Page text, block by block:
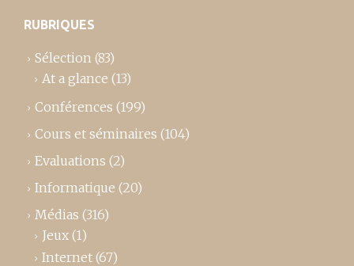
RUBRIQUES
Sélection (83)
At a glance (13)
Conférences (199)
Cours et séminaires (104)
Evaluations (2)
Informatique (20)
Médias (316)
Jeux (1)
Internet (67)